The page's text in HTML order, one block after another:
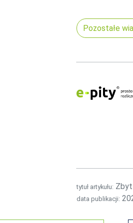
Pozostałe
tytuł artykułu:
data publikacji: